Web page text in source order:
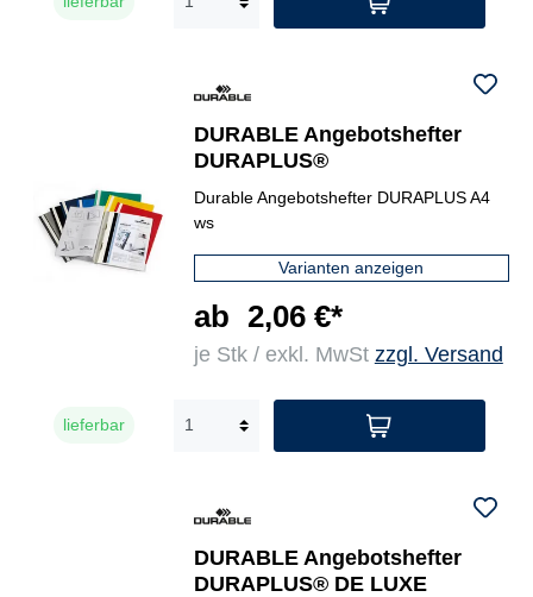
DURABLE Angebotshefter
DURAPLUS®
Durable Angebotshefter DURAPLUS A4
ws
Varianten anzeigen
ab 2,06 €*
je Stk / exkl. MwSt zzgl. Versand
lieferbar
DURABLE Angebotshefter
DURAPLUS® DE LUXE